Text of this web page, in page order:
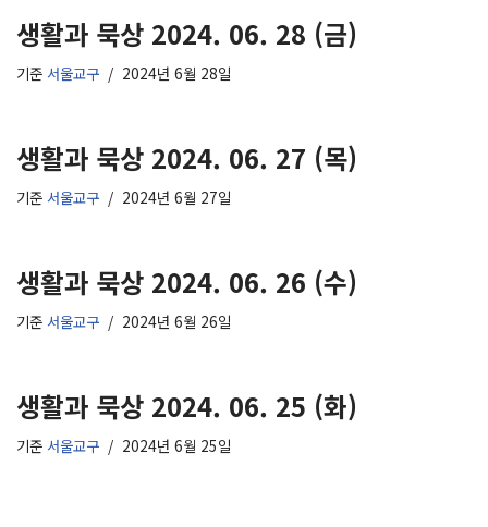
생활과 묵상 2024. 06. 28 (금)
기준 서울교구 2024년 6월 28일
생활과 묵상 2024. 06. 27 (목)
기준 서울교구 2024년 6월 27일
생활과 묵상 2024. 06. 26 (수)
기준 서울교구 2024년 6월 26일
생활과 묵상 2024. 06. 25 (화)
기준 서울교구 2024년 6월 25일